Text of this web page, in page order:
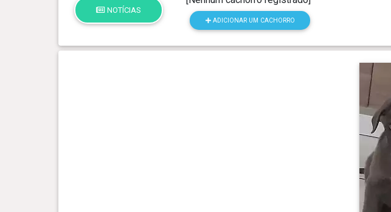
NOTÍCIAS
ADICIONAR UM CACHORRO